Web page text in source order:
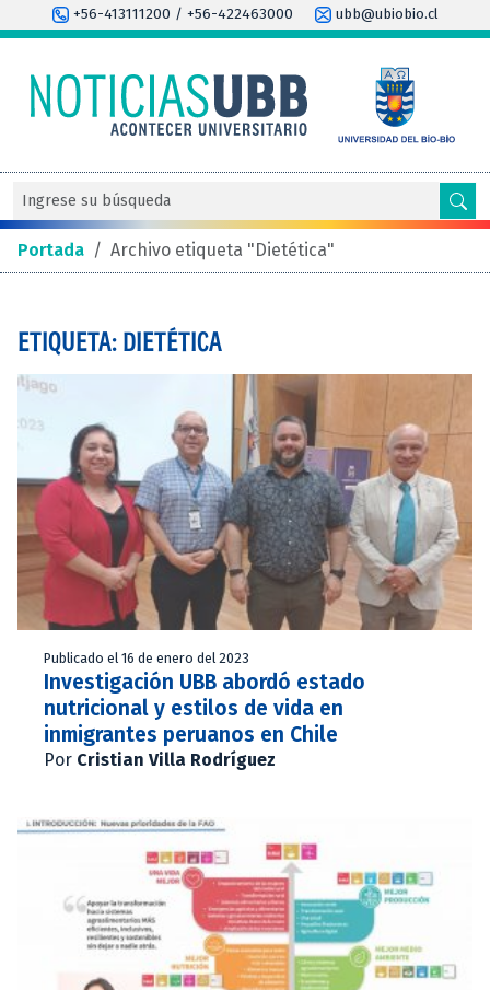
+56-413111200 / +56-422463000 ubb@ubiobio.cl
Portada / Archivo etiqueta "Dietética"
ETIQUETA: DIETÉTICA
Publicado el 16 de enero del 2023
Investigación UBB abordó estado
nutricional y estilos de vida en
inmigrantes peruanos en Chile
Por Cristian Villa Rodríguez